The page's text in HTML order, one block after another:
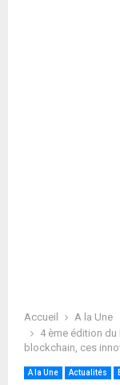
Accueil
A la Une
4 ème édition du
blockchain, ces
A la Une Actualités